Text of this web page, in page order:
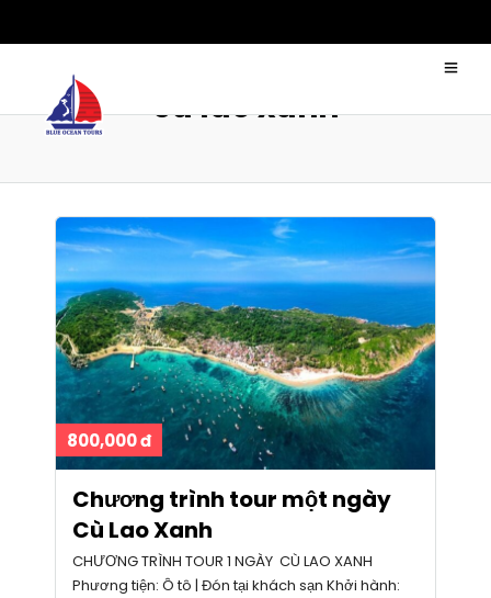
cù lao xanh
800,000 đ
Chương trình tour một ngày
Cù Lao Xanh
CHƯƠNG TRÌNH TOUR 1 NGÀY CÙ LAO XANH
Phương tiện: Ô tô | Đón tại khách sạn Khởi hành: